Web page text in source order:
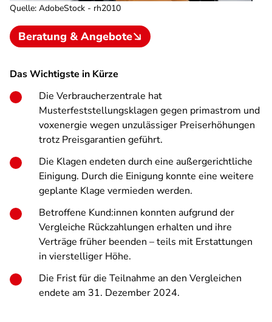
Quelle: AdobeStock - rh2010
Beratung & Angebote
Das Wichtigste in Kürze
Die Verbraucherzentrale hat
Musterfeststellungsklagen gegen primastrom und
voxenergie wegen unzulässiger Preiserhöhungen
trotz Preisgarantien geführt.
Die Klagen endeten durch eine außergerichtliche
Einigung. Durch die Einigung konnte eine weitere
geplante Klage vermieden werden.
Betroffene Kund:innen konnten aufgrund der
Vergleiche Rückzahlungen erhalten und ihre
Verträge früher beenden – teils mit Erstattungen
in vierstelliger Höhe.
Die Frist für die Teilnahme an den Vergleichen
endete am 31. Dezember 2024.